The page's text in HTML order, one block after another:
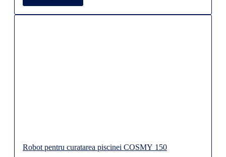
Robot pentru curatarea piscinei COSMY 150